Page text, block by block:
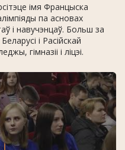
імя Францыска
па асновах
і навучэнцаў. Больш за
і Расійскай
гімназіі і ліцэі.